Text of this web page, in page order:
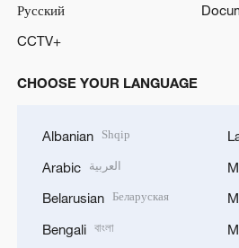
Русский
CCTV+
CHOOSE YOUR LANGUAGE
Albanian Shqip
Arabic العربية
Belarusian Беларуская
Bengali বাংলা